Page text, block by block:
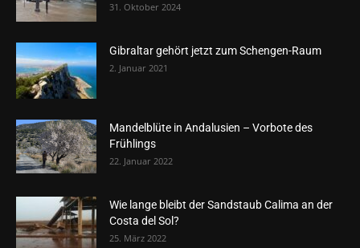
31. Oktober 2024
Gibraltar gehört jetzt zum Schengen-Raum
2. Januar 2021
Mandelblüte in Andalusien – Vorbote des
Frühlings
22. Januar 2022
Wie lange bleibt der Sandstaub Calima an der
Costa del Sol?
25. März 2022